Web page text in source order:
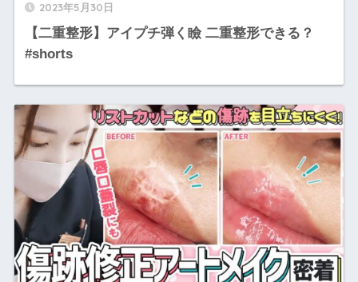
2023年5月30日
【二重整形】アイプチ弾く瞼 二重整形できる？
#shorts